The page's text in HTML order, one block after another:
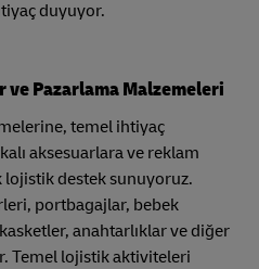
duyuyor.
Pazarlama Malzemeleri
temel ihtiyaç
aksesuarlara ve reklam
lojistik destek sunuyoruz.
portbagajlar, bebek
anahtarlıklar ve diğer
Temel lojistik aktiviteleri